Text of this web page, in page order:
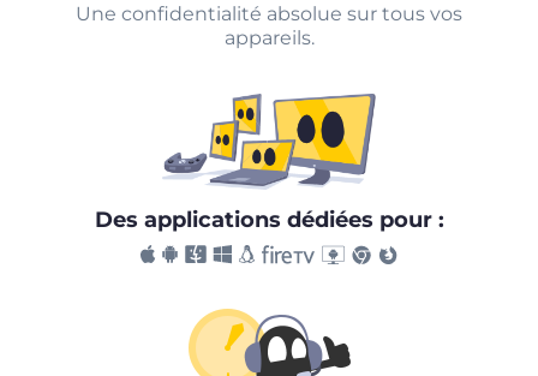
Une confidentialité absolue sur tous vos
appareils.
Des applications dédiées pour :